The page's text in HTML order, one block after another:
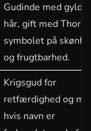
Gudinde med
hår, gift med Thor,
symbolet på
og frugtbarhed.
Krigsgud for
retfærdighed og
hvis navn er